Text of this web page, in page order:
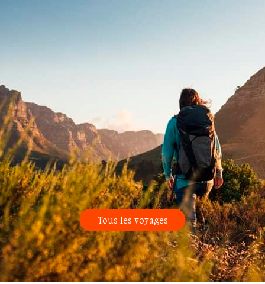
Tous les voyages